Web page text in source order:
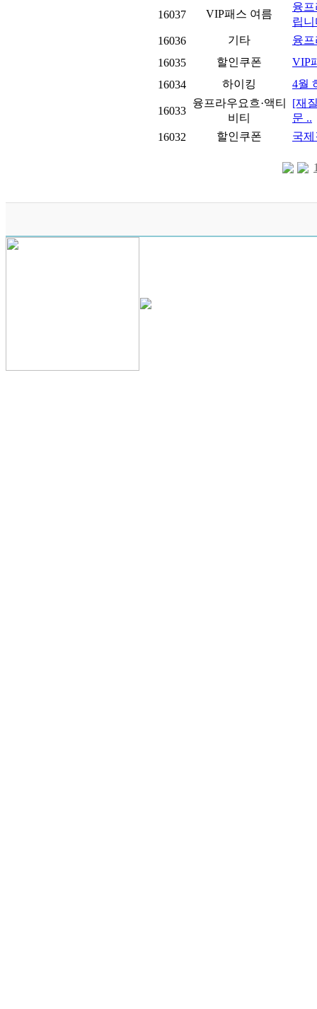
16037 VIP패스 여름
융
립니
16036
기타
융
16035
할인쿠폰
VIP
16034
하이킹 4월
16033
융프라우요흐·액티
비티
[재
문 ..
16032
할인쿠폰 국